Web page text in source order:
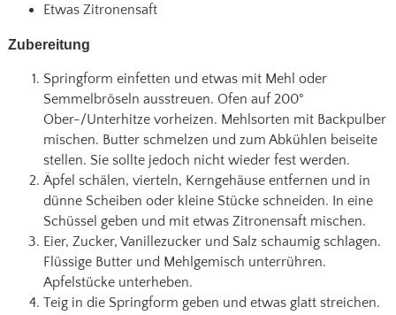
Etwas Zitronensaft
Zubereitung
Springform einfetten und etwas mit Mehl oder
Semmelbröseln ausstreuen. Ofen auf 200°
Ober-/Unterhitze vorheizen. Mehlsorten mit Backpulber
mischen. Butter schmelzen und zum Abkühlen beiseite
stellen. Sie sollte jedoch nicht wieder fest werden.
Äpfel schälen, vierteln, Kerngehäuse entfernen und in
dünne Scheiben oder kleine Stücke schneiden. In eine
Schüssel geben und mit etwas Zitronensaft mischen.
Eier, Zucker, Vanillezucker und Salz schaumig schlagen.
Flüssige Butter und Mehlgemisch unterrühren.
Apfelstücke unterheben.
Teig in die Springform geben und etwas glatt streichen.